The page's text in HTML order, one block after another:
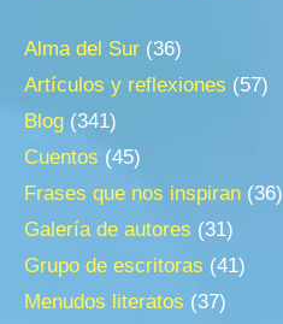
Alma del Sur (36)
Artículos y reflexiones (57)
Blog (341)
Cuentos (45)
Frases que nos inspiran (36)
Galería de autores (31)
Grupo de escritoras (41)
Menudos literatos (37)